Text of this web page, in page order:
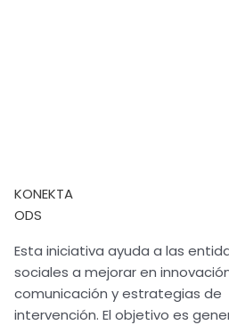
KONEKTA
ODS
Esta iniciativa ayuda a las
sociales a mejorar en
comunicación y estrategias de
intervención. El objetivo es